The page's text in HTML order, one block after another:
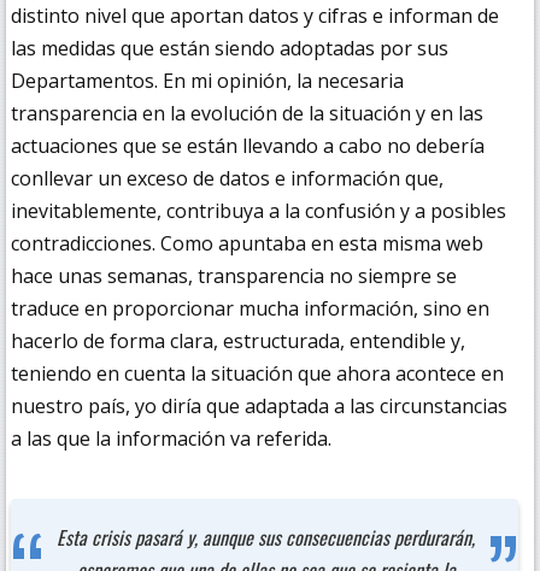
distinto nivel que aportan datos y cifras e informan de
las medidas que están siendo adoptadas por sus
Departamentos. En mi opinión, la necesaria
transparencia en la evolución de la situación y en las
actuaciones que se están llevando a cabo no debería
conllevar un exceso de datos e información que,
inevitablemente, contribuya a la confusión y a posibles
contradicciones. Como apuntaba en esta misma web
hace unas semanas, transparencia no siempre se
traduce en proporcionar mucha información, sino en
hacerlo de forma clara, estructurada, entendible y,
teniendo en cuenta la situación que ahora acontece en
nuestro país, yo diría que adaptada a las circunstancias
a las que la información va referida.
Esta crisis pasará y, aunque sus consecuencias perdurarán,